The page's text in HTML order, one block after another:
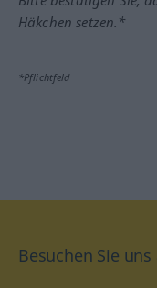
Häkchen setzen.*
*Pflichtfeld
Besuchen Sie uns